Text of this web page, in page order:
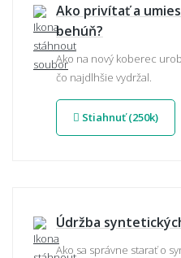
Ako privítať a
behúň?
Ako na nový koberec
čo najdlhšie vydržal.
Stiahnuť (250k)
Údržba
Ako sa správne starať o